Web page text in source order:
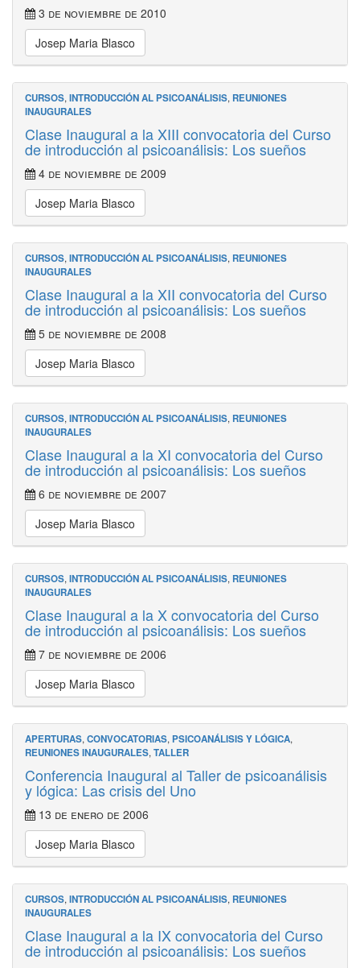
3 de noviembre de 2010
Josep Maria Blasco
CURSOS, INTRODUCCIÓN AL PSICOANÁLISIS, REUNIONES
INAUGURALES
Clase Inaugural a la XIII convocatoria del Curso
de introducción al psicoanálisis: Los sueños
4 de noviembre de 2009
Josep Maria Blasco
CURSOS, INTRODUCCIÓN AL PSICOANÁLISIS, REUNIONES
INAUGURALES
Clase Inaugural a la XII convocatoria del Curso
de introducción al psicoanálisis: Los sueños
5 de noviembre de 2008
Josep Maria Blasco
CURSOS, INTRODUCCIÓN AL PSICOANÁLISIS, REUNIONES
INAUGURALES
Clase Inaugural a la XI convocatoria del Curso
de introducción al psicoanálisis: Los sueños
6 de noviembre de 2007
Josep Maria Blasco
CURSOS, INTRODUCCIÓN AL PSICOANÁLISIS, REUNIONES
INAUGURALES
Clase Inaugural a la X convocatoria del Curso
de introducción al psicoanálisis: Los sueños
7 de noviembre de 2006
Josep Maria Blasco
APERTURAS, CONVOCATORIAS, PSICOANÁLISIS Y LÓGICA,
REUNIONES INAUGURALES, TALLER
Conferencia Inaugural al Taller de psicoanálisis
y lógica: Las crisis del Uno
13 de enero de 2006
Josep Maria Blasco
CURSOS, INTRODUCCIÓN AL PSICOANÁLISIS, REUNIONES
INAUGURALES
Clase Inaugural a la IX convocatoria del Curso
de introducción al psicoanálisis: Los sueños